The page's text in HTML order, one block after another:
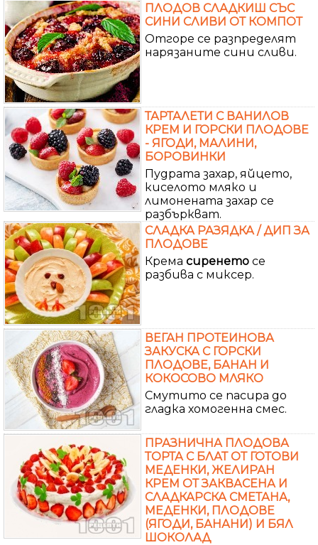
ПЛОДОВ СЛАДКИШ СЪС
СИНИ СЛИВИ ОТ КОМПОТ
Отгоре се разпределят
нарязаните сини сливи.
ТАРТАЛЕТИ С ВАНИЛОВ
КРЕМ И ГОРСКИ ПЛОДОВЕ
- ЯГОДИ, МАЛИНИ,
БОРОВИНКИ
Пудрата захар, яйцето,
киселото мляко и
лимонената захар се
разбъркват.
СЛАДКА РАЗЯДКА / ДИП ЗА
ПЛОДОВЕ
Крема сиренето се
разбива с миксер.
ВЕГАН ПРОТЕИНОВА
ЗАКУСКА С ГОРСКИ
ПЛОДОВЕ, БАНАН И
КОКОСОВО МЛЯКО
Смутито се пасира до
гладка хомогенна смес.
ПРАЗНИЧНА ПЛОДОВА
ТОРТА С БЛАТ ОТ ГОТОВИ
МЕДЕНКИ, ЖЕЛИРАН
КРЕМ ОТ ЗАКВАСЕНА И
СЛАДКАРСКА СМЕТАНА,
МЕДЕНКИ, ПЛОДОВЕ
(ЯГОДИ, БАНАНИ) И БЯЛ
ШОКОЛАД